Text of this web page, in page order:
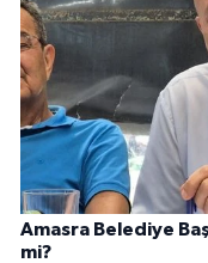
Amasra Belediye
mi?